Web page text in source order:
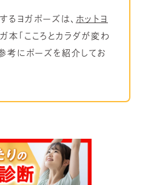
るヨガポーズは、 ホットヨ
本「こころとカラダが変わ
考にポーズを紹介してお